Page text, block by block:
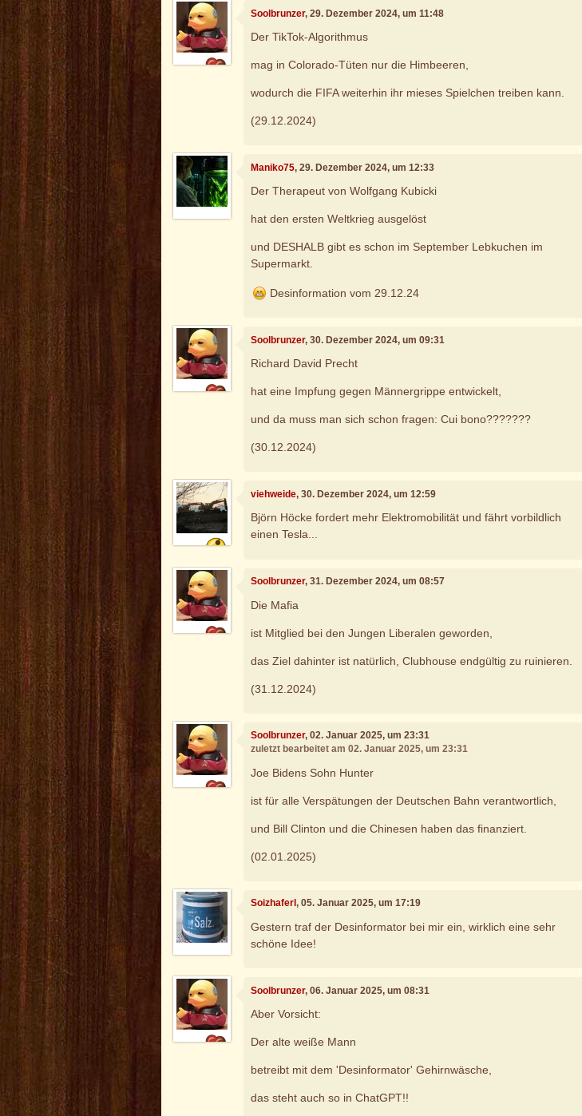
Soolbrunzer, 29. Dezember 2024, um 11:48
Der TikTok-Algorithmus
mag in Colorado-Tüten nur die Himbeeren,
wodurch die FIFA weiterhin ihr mieses Spielchen treiben kann.
(29.12.2024)
Maniko75, 29. Dezember 2024, um 12:33
Der Therapeut von Wolfgang Kubicki
hat den ersten Weltkrieg ausgelöst
und DESHALB gibt es schon im September Lebkuchen im
Supermarkt.
Desinformation vom 29.12.24
Soolbrunzer, 30. Dezember 2024, um 09:31
Richard David Precht
hat eine Impfung gegen Männergrippe entwickelt,
und da muss man sich schon fragen: Cui bono???????
(30.12.2024)
viehweide, 30. Dezember 2024, um 12:59
Björn Höcke fordert mehr Elektromobilität und fährt vorbildlich
einen Tesla...
Soolbrunzer, 31. Dezember 2024, um 08:57
Die Mafia
ist Mitglied bei den Jungen Liberalen geworden,
das Ziel dahinter ist natürlich, Clubhouse endgültig zu ruinieren.
(31.12.2024)
Soolbrunzer, 02. Januar 2025, um 23:31
zuletzt bearbeitet am 02. Januar 2025, um 23:31
Joe Bidens Sohn Hunter
ist für alle Verspätungen der Deutschen Bahn verantwortlich,
und Bill Clinton und die Chinesen haben das finanziert.
(02.01.2025)
Soizhaferl, 05. Januar 2025, um 17:19
Gestern traf der Desinformator bei mir ein, wirklich eine sehr
schöne Idee!
Soolbrunzer, 06. Januar 2025, um 08:31
Aber Vorsicht:
Der alte weiße Mann
betreibt mit dem 'Desinformator' Gehirnwäsche,
das steht auch so in ChatGPT!!